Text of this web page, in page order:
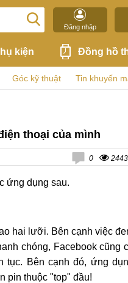
Đăng nhập
kiện Đồng hồ
Góc kỹ thuật Tin khuyến
thoại của mình
0 2443
ứng dụng sau.
hai lưỡi. Bên cạnh việc
chóng, Facebook cũng
tục. Bên cạnh đó, ứng
pin thuộc "top" đầu!